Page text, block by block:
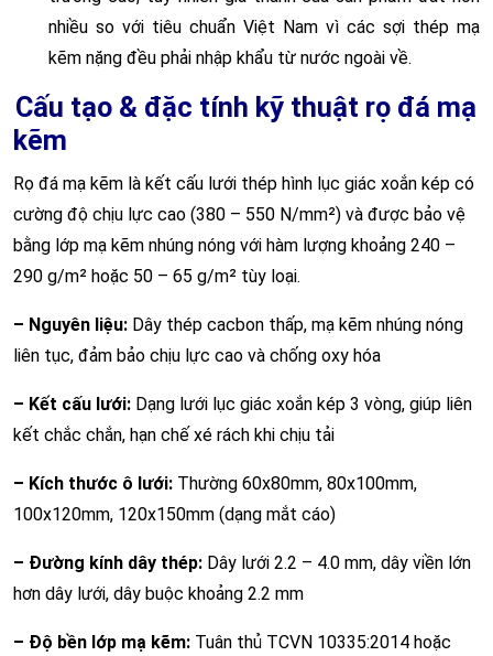
nhiều so với tiêu chuẩn Việt Nam vì các sợi thép mạ
kẽm nặng đều phải nhập khẩu từ nước ngoài về.
Cấu tạo & đặc tính kỹ thuật rọ đá mạ
kẽm
Rọ đá mạ kẽm là kết cấu lưới thép hình lục giác xoắn kép có
cường độ chịu lực cao (380 – 550 N/mm²) và được bảo vệ
bằng lớp mạ kẽm nhúng nóng với hàm lượng khoảng 240 –
290 g/m² hoặc 50 – 65 g/m² tùy loại.
– Nguyên liệu: Dây thép cacbon thấp, mạ kẽm nhúng nóng
liên tục, đảm bảo chịu lực cao và chống oxy hóa
– Kết cấu lưới: Dạng lưới lục giác xoắn kép 3 vòng, giúp liên
kết chắc chắn, hạn chế xé rách khi chịu tải
– Kích thước ô lưới: Thường 60x80mm, 80x100mm,
100x120mm, 120x150mm (dạng mắt cáo)
– Đường kính dây thép: Dây lưới 2.2 – 4.0 mm, dây viền lớn
hơn dây lưới, dây buộc khoảng 2.2 mm
– Độ bền lớp mạ kẽm: Tuân thủ TCVN 10335:2014 hoặc